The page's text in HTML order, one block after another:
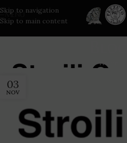
Skip to navigation
Skip to main content
MENU
Home
03
NOV